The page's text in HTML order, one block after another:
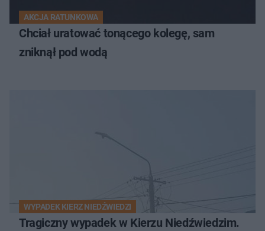
AKCJA RATUNKOWA
Chciał uratować tonącego kolegę, sam
zniknął pod wodą
WYPADEK KIERZ NIEDŹWIEDZI
Tragiczny wypadek w Kierzu Niedźwiedzim.